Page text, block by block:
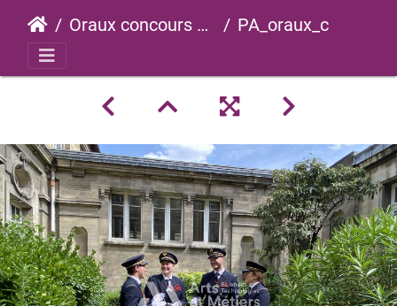
Oraux concours 2023 PA_oraux_concours_2023_0074